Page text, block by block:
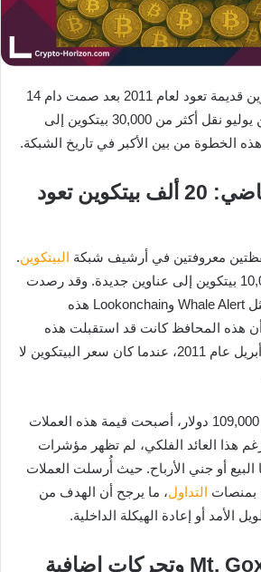
استيقظت محافظ بيتكوين قديمة تعود لعام 2011 بعد صمت دام 14
عامًا. جرى في الرابع من يوليو نقل أكثر من 30,000 بيتكوين إلى
الخطوة من بين الأكبر في تاريخ الشبكة.
تحركات من الماضي: 20 ألف بيتكوين تعود
معروفتين في أرشيف شبكة البيتكوين.
نُقل من كل محفظة 10,000 بيتكوين إلى عناوين جديدة. وقد رصدت
أدوات تتبع البلوكشين مثل Whale Alert وLookonchain هذه
أن هذه المحافظ كانت قد استقبلت هذه
العملات في الثالث من أبريل عام 2011، عندما كان سعر البيتكوين لا
اليوم، ومع تجاوز السعر 109,000 دولار، أصبحت قيمة هذه العملات
ورغم هذا العائد الفلكي، لم تظهر مؤشرات
أو جني الأرباح. حيث أُرسلت العملات
بمنصات التداول، ما يرجح أن الهدف من
الأمد أو إعادة الهيكلة الداخلية.
صلة محتملة بـ Mt. Gox وتحركات إضافية